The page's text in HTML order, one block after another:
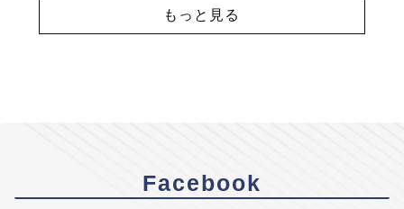
もっと見る
Facebook